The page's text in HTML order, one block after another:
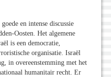
en intense discussie
Oosten. Het algemene
is een democratie,
organisatie. Israël
in overeenstemming met het
humanitair recht. Er